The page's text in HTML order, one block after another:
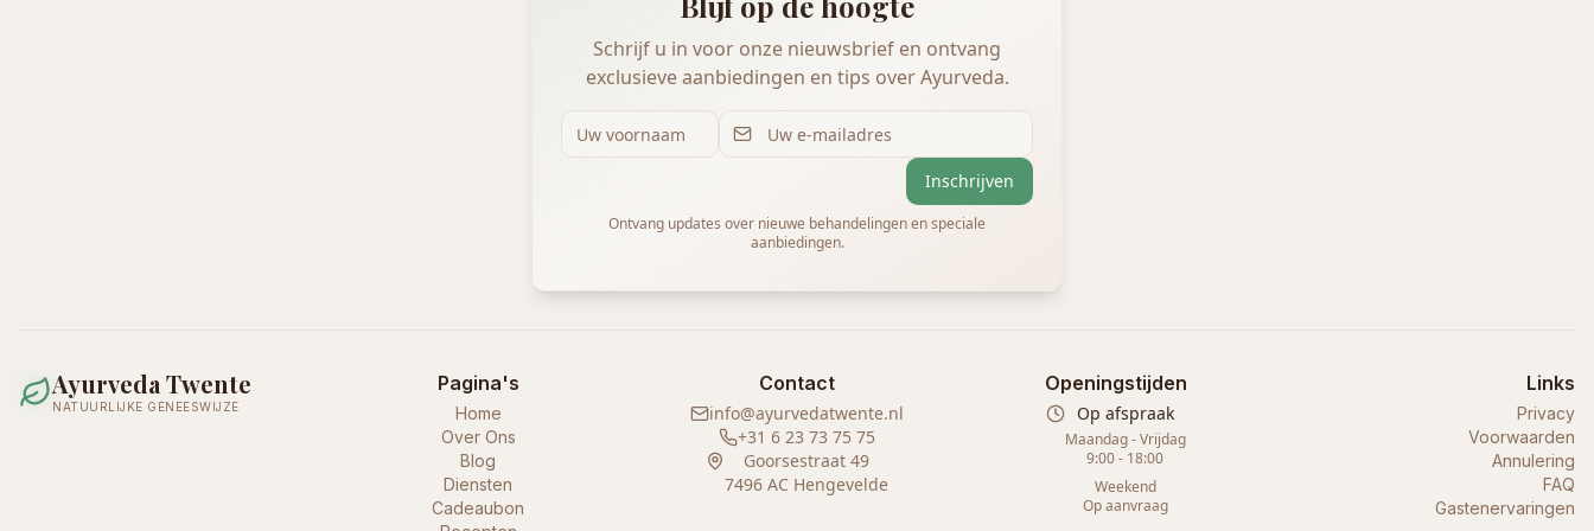
Schrijf u in voor onze nieuwsbrief en ontvang
exclusieve aanbiedingen en tips over Ayurveda.
Inschrijven
Ontvang updates over nieuwe behandelingen en speciale
aanbiedingen.
Ayurveda Twente
NATUURLIJKE GENEESWIJZE
Pagina's
Home
Over Ons
Blog
Diensten
Cadeaubon
Contact
info@ayurvedatwente.nl
+31 6 23 73 75 75
Goorsestraat 49
7496 AC Hengevelde
Openingstijden
Op afspraak
Maandag - Vrijdag
9:00 - 18:00
Weekend
Op aanvraag
Links
Privacy
Voorwaarden
Annulering
FAQ
Gastenervaringen